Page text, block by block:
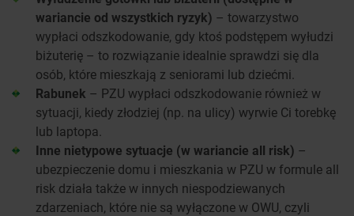
wariancie od wszystkich ryzyk) – towarzystwo
wypłaci odszkodowanie, gdy ktoś podstępem wyłudzi
biżuterię – to rozwiązanie idealnie sprawdzi się dla
osób, które mieszkają z seniorami lub dziećmi.
Rabunek – PZU wypłaci odszkodowanie również w
sytuacji, kiedy złodziej (np. na ulicy) wyrwie Ci torebkę
lub laptopa.
Inne nietypowe sytuacje (w wariancie all risk) –
ubezpieczenie domu i mieszkania w PZU w formule all
risk działa także w innych niespodziewanych
zdarzeniach, które nie są wyłączone w OWU, czyli